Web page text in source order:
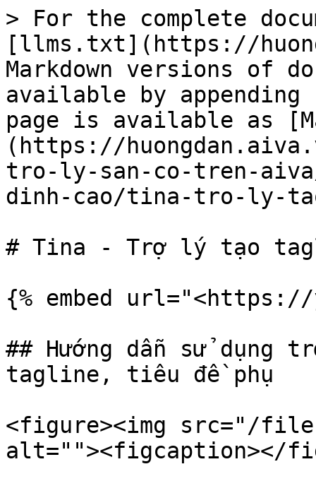
> For the complete
[llms.txt](https://
Markdown versions of
available by
page is available as
(https://
tro-ly-san-co-tren-
dinh-cao/tina-tro-ly-
# Tina - Trợ lý tạo
{% embed url="<https://
## Hướng dẫn sử
tagline, tiêu đề phụ
<figure><img src="/
alt=""><figcaption></